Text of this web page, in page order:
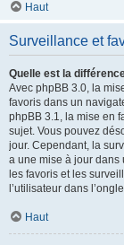
Haut
Surveillance et
Quelle est la
Avec phpBB 3.0, la
favoris dans un
phpBB 3.1, la mise en
sujet. Vous pouvez
jour. Cependant, la
a une mise à jour dans
les favoris et les
l’utilisateur dans
Haut